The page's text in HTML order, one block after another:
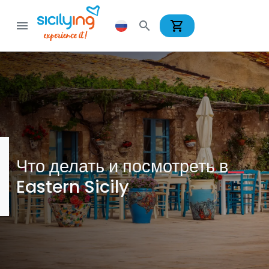
menu search shopping_cart
Что делать и посмотреть в
Eastern Sicily